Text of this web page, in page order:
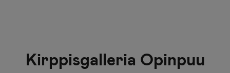
Kirppisgalleria Opinpuu